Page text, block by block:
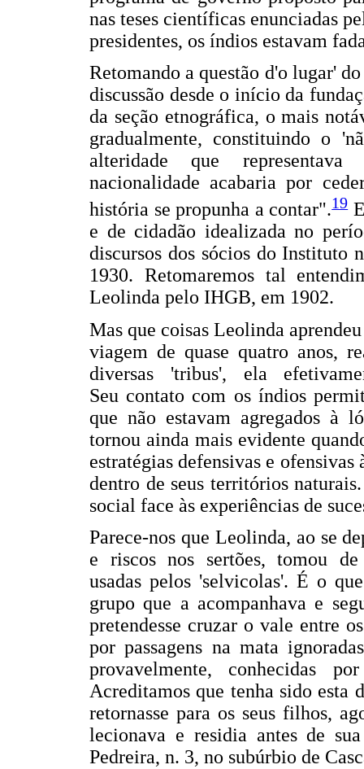
nas teses científicas enunciadas
presidentes, os índios estavam
Retomando a questão d'o lugar'
discussão desde o início da
da seção etnográfica, o mais
gradualmente, constituindo o
alteridade que
nacionalidade acabaria por
história se propunha a contar".19
e de cidadão idealizada no
discursos dos sócios do Instituto
1930. Retomaremos tal
Leolinda pelo IHGB, em 1902.
Mas que coisas Leolinda
viagem de quase quatro anos,
diversas 'tribus', ela
Seu contato com os índios
que não estavam agregados à
tornou ainda mais evidente
estratégias defensivas e
dentro de seus territórios
social face às experiências de
Parece-nos que Leolinda, ao se
e riscos nos sertões, tomou
usadas pelos 'selvicolas'. É o
grupo que a acompanhava e
pretendesse cruzar o vale entre
por passagens na mata
provavelmente, conhecidas
Acreditamos que tenha sido esta
retornasse para os seus filhos,
lecionava e residia antes de
Pedreira, n. 3, no subúrbio de